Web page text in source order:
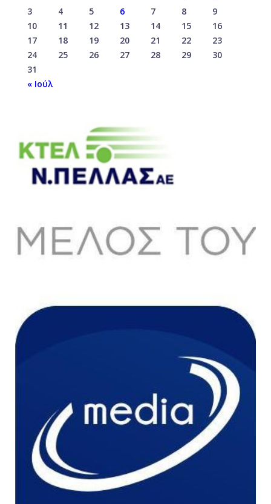
3
4 5 6 7 8
9
10
11 12 13 14 15
16
17
18 19 20 21 22
23
24
25 26 27 28 29
30
31
« Ιούλ